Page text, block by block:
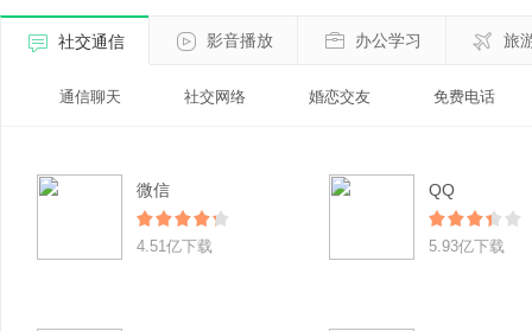
社交通信 影音播放 办公学习 旅
通信聊天 社交网络 婚恋交友 免费电话
微信
4.51亿下载
QQ
5.93亿下载